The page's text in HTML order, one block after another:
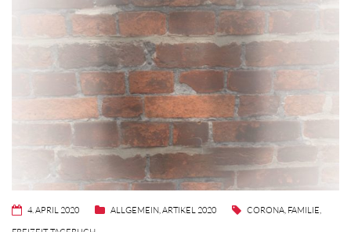
4. APRIL 2020 ALLGEMEIN,ARTIKEL 2020 CORONA, FAMILIE,